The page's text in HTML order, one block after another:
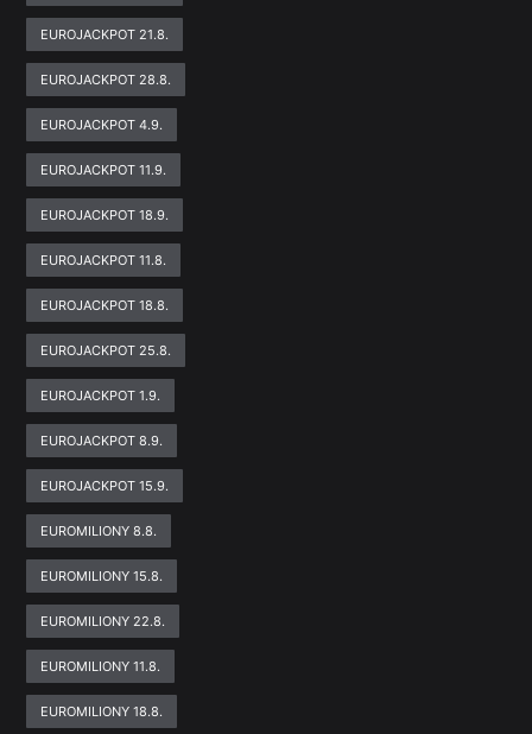
EUROJACKPOT 21.8.
EUROJACKPOT 28.8.
EUROJACKPOT 4.9.
EUROJACKPOT 11.9.
EUROJACKPOT 18.9.
EUROJACKPOT 11.8.
EUROJACKPOT 18.8.
EUROJACKPOT 25.8.
EUROJACKPOT 1.9.
EUROJACKPOT 8.9.
EUROJACKPOT 15.9.
EUROMILIONY 8.8.
EUROMILIONY 15.8.
EUROMILIONY 22.8.
EUROMILIONY 11.8.
EUROMILIONY 18.8.